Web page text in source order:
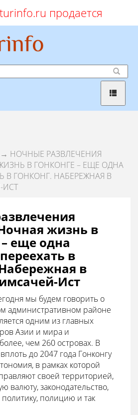
продается
→ НОЧНЫЕ РАЗВЛЕЧЕНИЯ
В ГОНКОНГЕ – ЕЩЕ ОДНА
В ГОНКОНГ. НАБЕРЕЖНАЯ В
ИСТ
жизнь в
еще одна
в
в
Ист
мы будем говорить о
административном районе
одним из главных
Азии и мира и
чем 260 островах. В
до 2047 года Гонконгу
в рамках которой
своей территорией,
валюту, законодательство,
полицию и так